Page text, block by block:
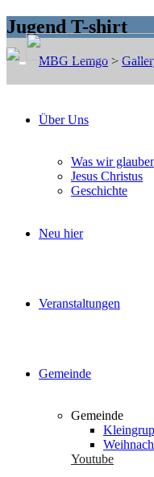
Über Uns
Was wir
Jesus Christus
Geschichte
Neu hier
Veranstaltungen
Gemeinde
Gemeinde
Youtube
Jugend T-shirt
MBG Lemgo >
Die Losung von heute
Du bist der Gott, der
Psalm 25,5